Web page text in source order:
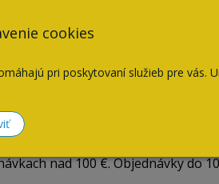
cookies
pri poskytovaní služieb pre vás.
podľa zložitosti objednávky.
podľa zložitosti objednávky.
nad 100 €. Objednávky do